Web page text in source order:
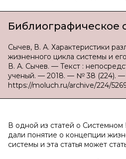
Библиографическое
Сычев, В. А. Характеристики
жизненного цикла системы и
В. А. Сычев. — Текст :
ученый. — 2018. — № 38 (224). —
https://moluch.ru/archive/224/
В одной из статей о
дали понятие о концепции
системы и эта статья может